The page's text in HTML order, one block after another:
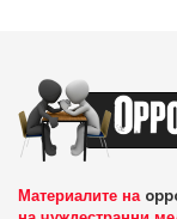
Материалите на